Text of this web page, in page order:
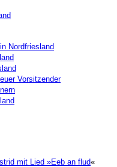
Nordfriesland
Vorsitzender
mit Lied »Eeb an flud«